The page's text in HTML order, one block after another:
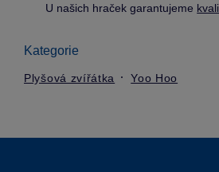
U našich hraček garantujeme
Kategorie
Plyšová zvířátka Yoo Hoo